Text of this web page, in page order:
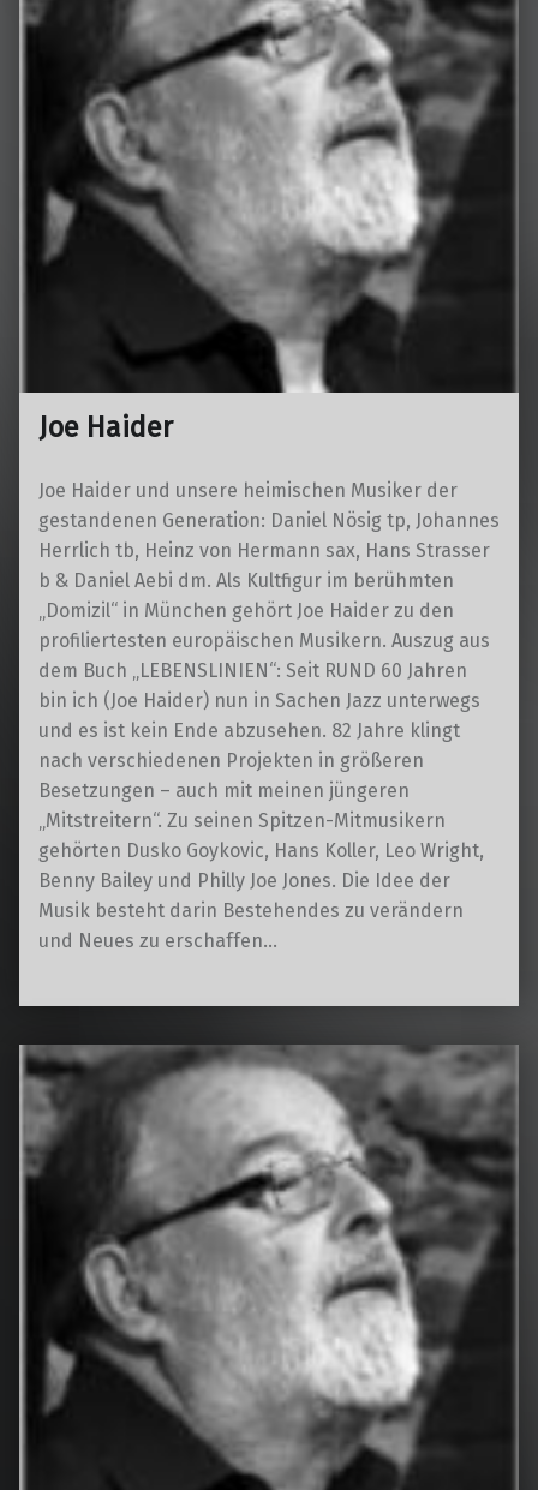
Joe Haider
Joe Haider und unsere heimischen Musiker der
gestandenen Generation: Daniel Nösig tp, Johannes
Herrlich tb, Heinz von Hermann sax, Hans Strasser
b & Daniel Aebi dm. Als Kultfigur im berühmten
„Domizil“ in München gehört Joe Haider zu den
profiliertesten europäischen Musikern. Auszug aus
dem Buch „LEBENSLINIEN“: Seit RUND 60 Jahren
bin ich (Joe Haider) nun in Sachen Jazz unterwegs
und es ist kein Ende abzusehen. 82 Jahre klingt
nach verschiedenen Projekten in größeren
Besetzungen – auch mit meinen jüngeren
„Mitstreitern“. Zu seinen Spitzen-Mitmusikern
gehörten Dusko Goykovic, Hans Koller, Leo Wright,
Benny Bailey und Philly Joe Jones. Die Idee der
Musik besteht darin Bestehendes zu verändern
und Neues zu erschaffen…